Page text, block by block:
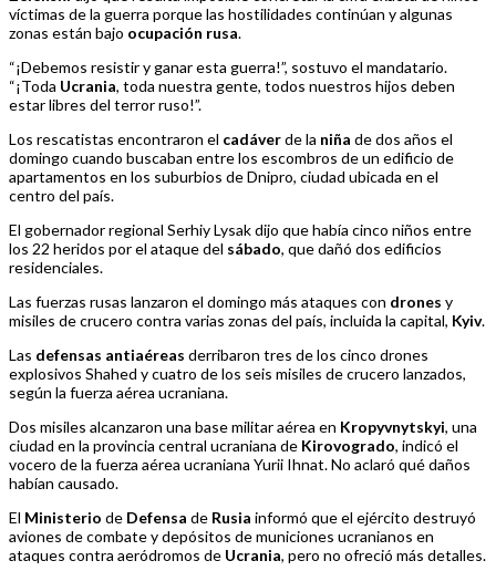
víctimas de la guerra porque las hostilidades continúan y algunas
zonas están bajo ocupación rusa.
“¡Debemos resistir y ganar esta guerra!”, sostuvo el mandatario.
“¡Toda Ucrania, toda nuestra gente, todos nuestros hijos deben
estar libres del terror ruso!”.
Los rescatistas encontraron el cadáverde la niña de dos años el
domingo cuando buscaban entre los escombros de un edificio de
apartamentos en los suburbios de Dnipro, ciudad ubicada en el
centro del país.
El gobernador regional Serhiy Lysak dijo que había cinco niños entre
los 22 heridos por el ataque del sábado, que dañó dos edificios
residenciales.
Las fuerzas rusas lanzaron el domingo más ataques con drones y
misiles de crucero contra varias zonas del país, incluida la capital, Kyiv.
Las defensas antiaéreas derribaron tres de los cinco drones
explosivos Shahed y cuatro de los seis misiles de crucero lanzados,
según la fuerza aérea ucraniana.
Dos misiles alcanzaron una base militar aérea en Kropyvnytskyi, una
ciudad en la provincia central ucraniana de Kirovogrado, indicó el
vocero de la fuerza aérea ucraniana Yurii Ihnat. No aclaró qué daños
habían causado.
El Ministerio de Defensa de Rusia informó que el ejército destruyó
aviones de combate y depósitos de municiones ucranianos en
ataques contra aeródromos de Ucrania, pero no ofreció más detalles.